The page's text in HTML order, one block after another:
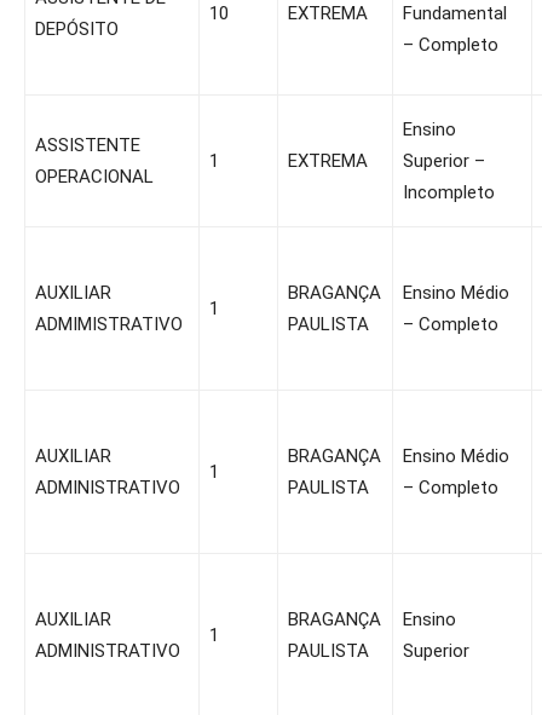
DEPÓSITO
10 EXTREMA
Fundamental
– Completo
ASSISTENTE
OPERACIONAL
1 EXTREMA
Ensino
Superior –
Incompleto
AUXILIAR
ADMIMISTRATIVO
1
BRAGANÇA
PAULISTA
Ensino Médio
– Completo
AUXILIAR
ADMINISTRATIVO
1
BRAGANÇA
PAULISTA
Ensino Médio
– Completo
AUXILIAR
ADMINISTRATIVO
1
BRAGANÇA
PAULISTA
Ensino
Superior